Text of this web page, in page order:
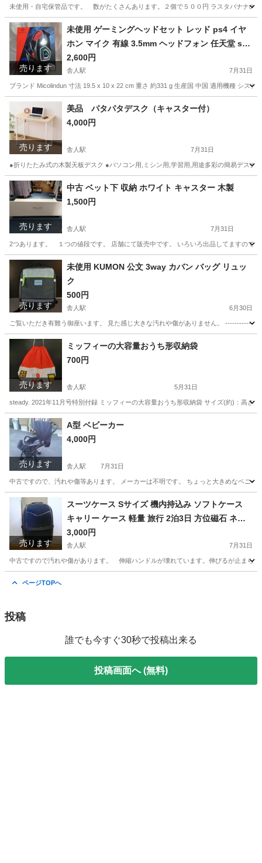
未使用・自宅保管品です。 数がたくさんあります。２個で５００円 ラスタバナナの
東京 足立区 舎人駅 携帯アクセサリー USB
売ります
未使用 ゲーミングヘッドセット レッド ps4 イヤ
ホン マイク 有線 3.5mm ヘッドフォン 任天堂 swi
tch ps4 PC Skype 等対応可 マイク付き
2,600円
舎人駅 7月31日
ブランド Micolindun 寸法 19.5 x 10 x 22 cm 重さ 約331 g 生産国 中国 適用機種 シス
東京 足立区 舎人駅 オーディオ マイク
売ります
美品 パタパタデスク（キャスター付）
4,000円
舎人駅 7月31日
●折りたたみ式の木製天板デスク ●パソコン用,ミシン用,学習用,用途多彩の簡易デス
東京 足立区 舎人駅 バッグ デスク
売ります
中古 ベット下 収納 ホワイト キャスター 木製
1,500円
舎人駅 7月31日
2つあります。 １つの値段です。 店舗にて販売中です。 いろいろ出品してますので
東京 足立区 舎人駅 収納家具
売ります
未使用 KUMON 公文 3way カバン バッグ リュッ
ク
500円
舎人駅 6月30日
ご覧いただき有難う御座います。 見た感じ大きな汚れや傷がありません。
東京 足立区 バッグ
売ります
ミッフィーの大容量おうち形収納袋
700円
舎人駅 5月31日
steady. 2021年11月号特別付録 ミッフィーの大容量おうち形収納袋 サイズ(約)：高
東京 足立区 舎人駅 バッグ
売ります
A型 ベビーカー
4,000円
舎人駅 7月31日
中古ですので、汚れや傷等あります。 メーカーは不明です。 ちょっと大きめなベニ
東京 足立区 ベビー用品 A型
売ります
スーツケース Sサイズ 機内持込み ソフトケース
キャリー ケース 軽量 旅行 2泊3日 方位磁石 ネイ
ビー
3,000円
舎人駅 7月31日
中古ですので汚れや傷があります。 伸縮ハンドルが壊れています。伸びるが止まら
ページTOPへ
投稿
誰でも今すぐ30秒で投稿出来る
投稿画面へ (無料)